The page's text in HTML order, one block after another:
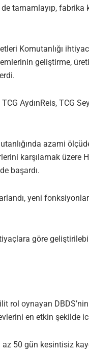
tamamlayıp,
Komutanlığı
geliştirme,
AydınReis, TCG
azami
karşılamak üzere
başardı.
yeni
göre
oynayan DBDS’nin
en etkin şekilde
50 gün kesintisiz